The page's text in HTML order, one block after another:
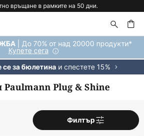
връщане в рамките на 50 дни.
| До 70% от над 20000 продукти*
Купете сега
се за бюлетинаи спестете 15%
Paulmann Plug & Shine
Филтър